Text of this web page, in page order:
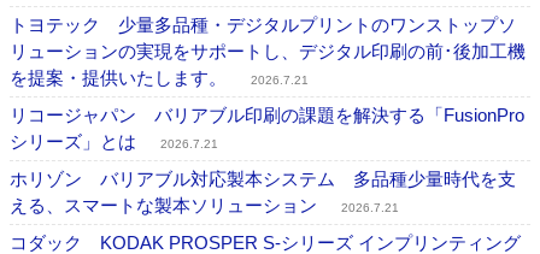
トヨテック 少量多品種・デジタルプリントのワンストップソ
リューションの実現をサポートし、デジタル印刷の前･後加工機
を提案・提供いたします。
2026.7.21
リコージャパン バリアブル印刷の課題を解決する「FusionPro
シリーズ」とは
2026.7.21
ホリゾン バリアブル対応製本システム 多品種少量時代を支
える、スマートな製本ソリューション
2026.7.21
コダック KODAK PROSPER S-シリーズ インプリンティング